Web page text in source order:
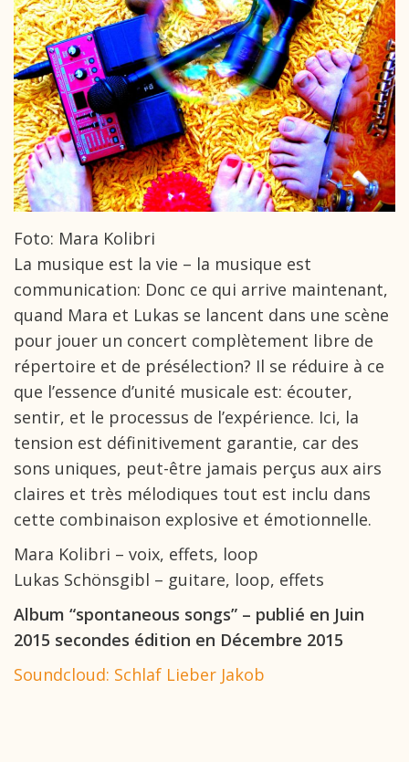
Foto: Mara Kolibri
La musique est la vie – la musique est
communication: Donc ce qui arrive maintenant,
quand Mara et Lukas se lancent dans une scène
pour jouer un concert complètement libre de
répertoire et de présélection? Il se réduire à ce
que l’essence d’unité musicale est: écouter,
sentir, et le processus de l’expérience. Ici, la
tension est définitivement garantie, car des
sons uniques, peut-être jamais perçus aux airs
claires et très mélodiques tout est inclu dans
cette combinaison explosive et émotionnelle.
Mara Kolibri – voix, effets, loop
Lukas Schönsgibl – guitare, loop, effets
Album “spontaneous songs” – publié en Juin
2015 secondes édition en Décembre 2015
Soundcloud: Schlaf Lieber Jakob